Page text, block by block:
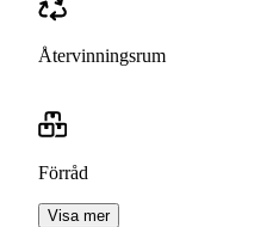
Återvinningsrum
Förråd
Visa mer